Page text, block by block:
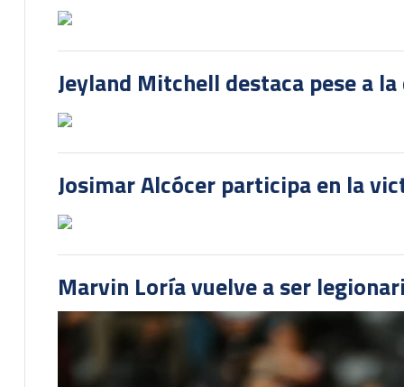
Jeyland Mitchell destaca pese a
Josimar Alcócer participa en la
Marvin Loría vuelve a ser